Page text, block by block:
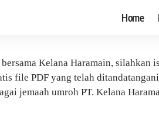
Home
Kelana Haramain,
file PDF yang telah
jemaah umroh PT. Kelana